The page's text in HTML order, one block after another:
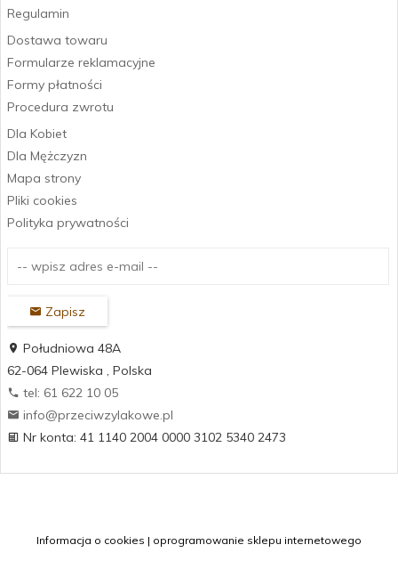
Regulamin
Dostawa towaru
Formularze reklamacyjne
Formy płatności
Procedura zwrotu
Dla Kobiet
Dla Mężczyzn
Mapa strony
Pliki cookies
Polityka prywatności
Zapisz
Południowa 48A
62-064 Plewiska
Polska
tel: 61 622 10 05
Nr konta: 41 1140 2004 0000 3102 5340 2473
info@przeciwzylakowe.pl
Informacja o cookies | oprogramowanie sklepu internetowego